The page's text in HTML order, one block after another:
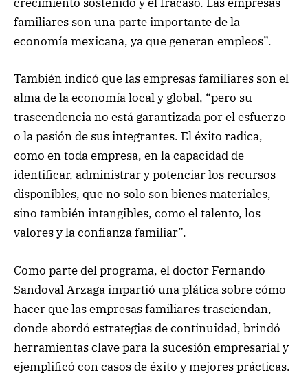
familiares son una parte importante de la
economía mexicana, ya que generan empleos”.
También indicó que las empresas familiares son el
alma de la economía local y global, “pero su
trascendencia no está garantizada por el esfuerzo
o la pasión de sus integrantes. El éxito radica,
como en toda empresa, en la capacidad de
identificar, administrar y potenciar los recursos
disponibles, que no solo son bienes materiales,
sino también intangibles, como el talento, los
valores y la confianza familiar”.
Como parte del programa, el doctor Fernando
Sandoval Arzaga impartió una plática sobre cómo
hacer que las empresas familiares trasciendan,
donde abordó estrategias de continuidad, brindó
herramientas clave para la sucesión empresarial y
ejemplificó con casos de éxito y mejores prácticas.